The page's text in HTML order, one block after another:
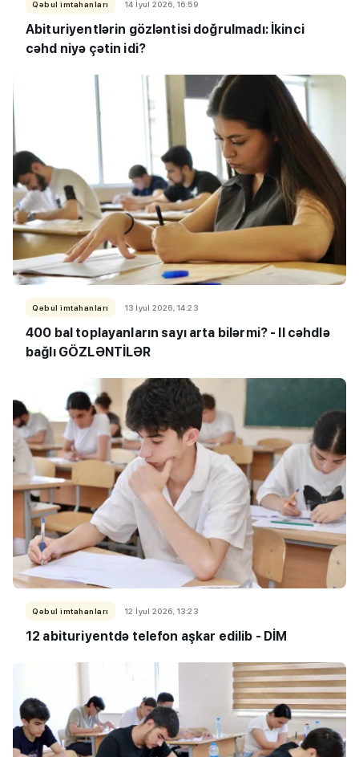
Qəbul imtahanları 14 İyul 2026, 16:59
Abituriyentlərin gözləntisi doğrulmadı: İkinci
cəhd niyə çətin idi?
Qəbul imtahanları 13 İyul 2026, 14:23
400 bal toplayanların sayı arta bilərmi? - II cəhdlə
bağlı GÖZLƏNTİLƏR
Qəbul imtahanları 12 İyul 2026, 13:23
12 abituriyentdə telefon aşkar edilib - DİM